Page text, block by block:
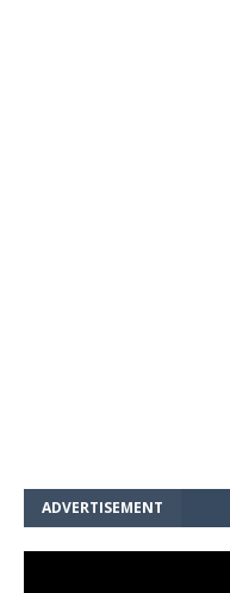
ADVERTISEMENT